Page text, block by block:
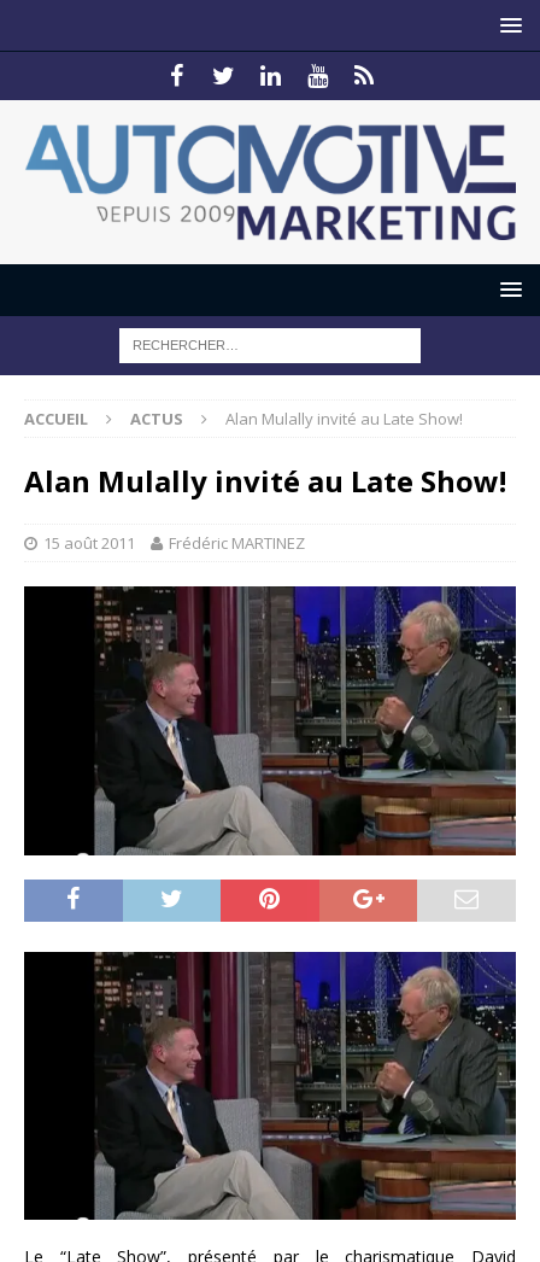
ACCUEIL ACTUS Alan Mulally invité au Late Show!
Alan Mulally invité au Late Show!
15 août 2011 Frédéric MARTINEZ
Le “Late Show”, présenté par le charismatique David